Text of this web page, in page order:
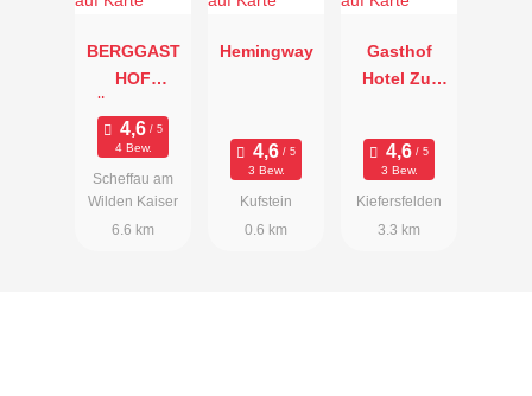
BERGGAST
HOF
4 Bew.
Scheffau am
Wilden Kaiser
6.6 km
Hemingway
3 Bew.
Kufstein
0.6 km
Gasthof
Hotel Zur
3 Bew.
Kiefersfelden
3.3 km